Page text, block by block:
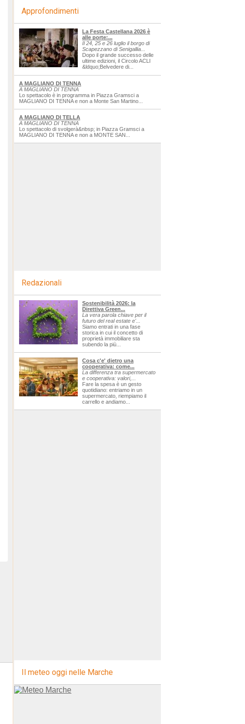
Approfondimenti
La Festa Castellana 2026 è
alle porte:...
Il 24, 25 e 26 luglio il borgo di
Scapezzano di Senigallia...
Dopo il grande successo delle
ultime edizioni, il Circolo ACLI
&ldquo;Belvedere di...
A MAGLIANO DI TENNA
A MAGLIANO DI TENNA
Lo spettacolo è in programma in Piazza Gramsci a
MAGLIANO DI TENNA e non a Monte San Martino...
A MAGLIANO DI TELLA
A MAGLIANO DI TENNA
Lo spettacolo di svolgerà&nbsp; in Piazza Gramsci a
MAGLIANO DI TENNA e non a MONTE SAN...
Redazionali
Sostenibilità 2026: la
Direttiva Green...
La vera parola chiave per il
futuro del real estate e'...
Siamo entrati in una fase
storica in cui il concetto di
proprietà immobiliare sta
subendo la più...
Cosa c'e' dietro una
cooperativa: come...
La differenza tra supermercato
e cooperativa: valori,...
Fare la spesa è un gesto
quotidiano: entriamo in un
supermercato, riempiamo il
carrello e andiamo...
Il meteo oggi nelle Marche